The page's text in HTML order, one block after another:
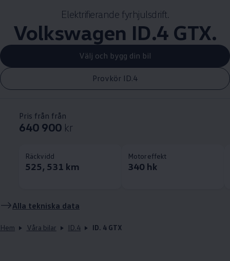
Elektrifierande fyrhjulsdrift.
Volkswagen ID.4 GTX.
Välj och bygg din bil
Provkör ID.4
Pris från från
640 900 kr
Räckvidd
525, 531 km
Motoreffekt
340 hk
Alla tekniska data
Hem Våra bilar ID.4 ID. 4 GTX